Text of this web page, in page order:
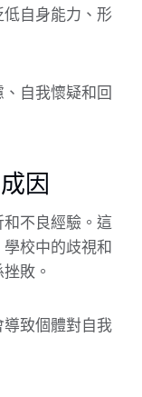
自身能力、形
自我懷疑和回
因
不良經驗。這
校中的歧視和
敗。
致個體對自我